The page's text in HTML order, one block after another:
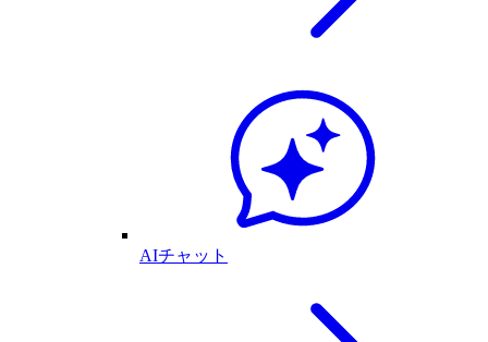
AIチャット